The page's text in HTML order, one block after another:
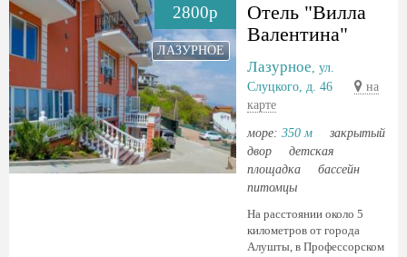
2800р
ЛАЗУРНОЕ
Отель "Вилла
Валентина"
Лазурное, ул.
Слуцкого, д. 46
на
карте
море: 350 м
закрытый
двор
детская
площадка
бассейн
питомцы
На расстоянии около 5
километров от города
Алушты, в Профессорском